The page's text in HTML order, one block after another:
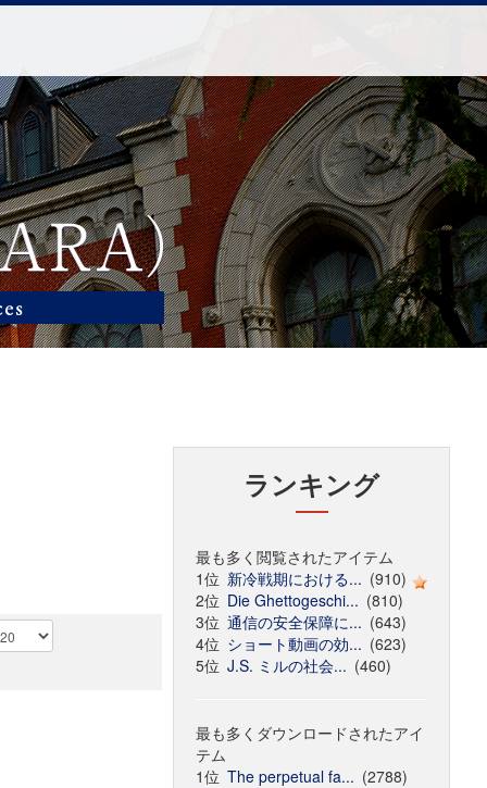
ランキング
最も多く閲覧されたアイテム
1位 新冷戦期における... (910)
2位 Die Ghettogeschi... (810)
3位 通信の安全保障に... (643)
4位 ショート動画の効... (623)
5位 J.S. ミルの社会... (460)
最も多くダウンロードされたアイ
テム
1位 The perpetual fa... (2788)